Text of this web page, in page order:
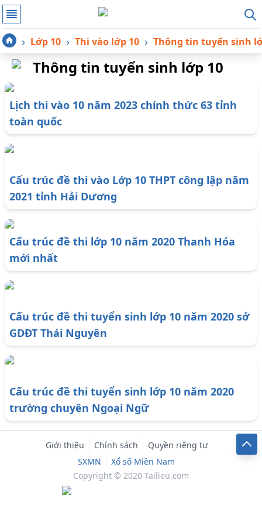
Lớp 10 Thi vào lớp 10 Thông tin tuyển sinh
Thông tin tuyển sinh lớp 10
Lịch thi vào 10 năm 2023 chính thức 63 tỉnh
toàn quốc
Cấu trúc đề thi vào Lớp 10 THPT công lập năm
2021 tỉnh Hải Dương
Cấu trúc đề thi lớp 10 năm 2020 Thanh Hóa
mới nhất
Cấu trúc đề thi tuyển sinh lớp 10 năm 2020 sở
GDĐT Thái Nguyên
Cấu trúc đề thi tuyển sinh lớp 10 năm 2020
trường chuyên Ngoại Ngữ
Giới thiệu Chính sách
Quyền riêng tư
SXMN
Xổ số Miền Nam
Copyright © 2020 Tailieu.com